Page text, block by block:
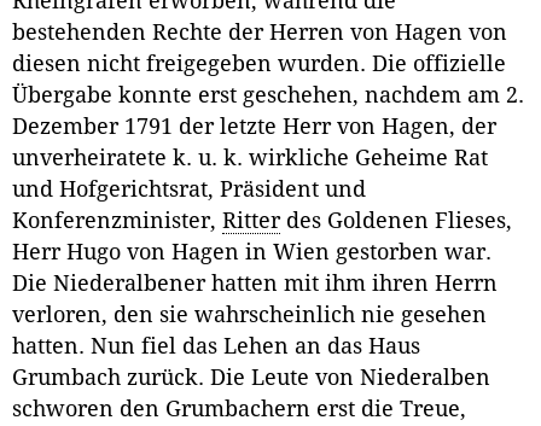
bestehenden Rechte der Herren von Hagen von
diesen nicht freigegeben wurden. Die offizielle
Übergabe konnte erst geschehen, nachdem am 2.
Dezember 1791 der letzte Herr von Hagen, der
unverheiratete k. u. k. wirkliche Geheime Rat
und Hofgerichtsrat, Präsident und
Konferenzminister, Ritterdes Goldenen Flieses,
Herr Hugo von Hagen in Wien gestorben war.
Die Niederalbener hatten mit ihm ihren Herrn
verloren, den sie wahrscheinlich nie gesehen
hatten. Nun fiel das Lehen an das Haus
Grumbach zurück. Die Leute von Niederalben
schworen den Grumbachern erst die Treue,